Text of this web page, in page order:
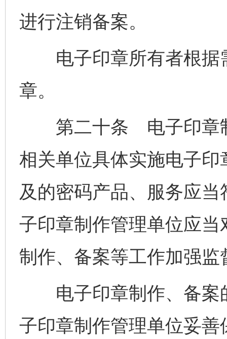
进行注销备案。
电子印章所有者根据
章。
第二十条 电子印章制
相关单位具体实施电子
及的密码产品、服务应
子印章制作管理单位应
制作、备案等工作加强监
电子印章制作、备案
子印章制作管理单位妥